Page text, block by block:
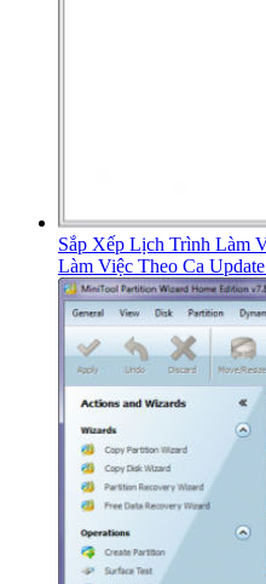
Sắp Xếp Lịch Trình Làm
Làm Việc Theo Ca